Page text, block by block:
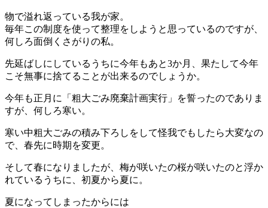
物で溢れ返っている我が家。
毎年この制度を使って整理をしようと思っているのですが、
何しろ面倒くさがりの私。
先延ばしにしているうちに今年もあと3か月、果たして今年
こそ無事に捨てることが出来るのでしょうか。
今年も正月に「粗大ごみ廃棄計画実行」を誓ったのでありま
すが、何しろ寒い。
寒い中粗大ごみの積み下ろしをして怪我でもしたら大変なの
で、春先に時期を変更。
そして春になりましたが、梅が咲いたの桜が咲いたのと浮か
れているうちに、初夏から夏に。
夏になってしまったからには